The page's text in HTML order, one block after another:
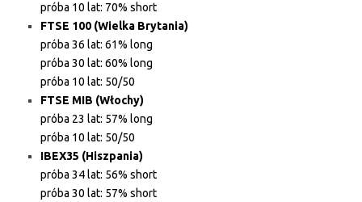
próba 10 lat: 70% short
FTSE 100 (Wielka Brytania)
próba 36 lat: 61% long
próba 30 lat: 60% long
próba 10 lat: 50/50
FTSE MIB (Włochy)
próba 23 lat: 57% long
próba 10 lat: 50/50
IBEX35 (Hiszpania)
próba 34 lat: 56% short
próba 30 lat: 57% short